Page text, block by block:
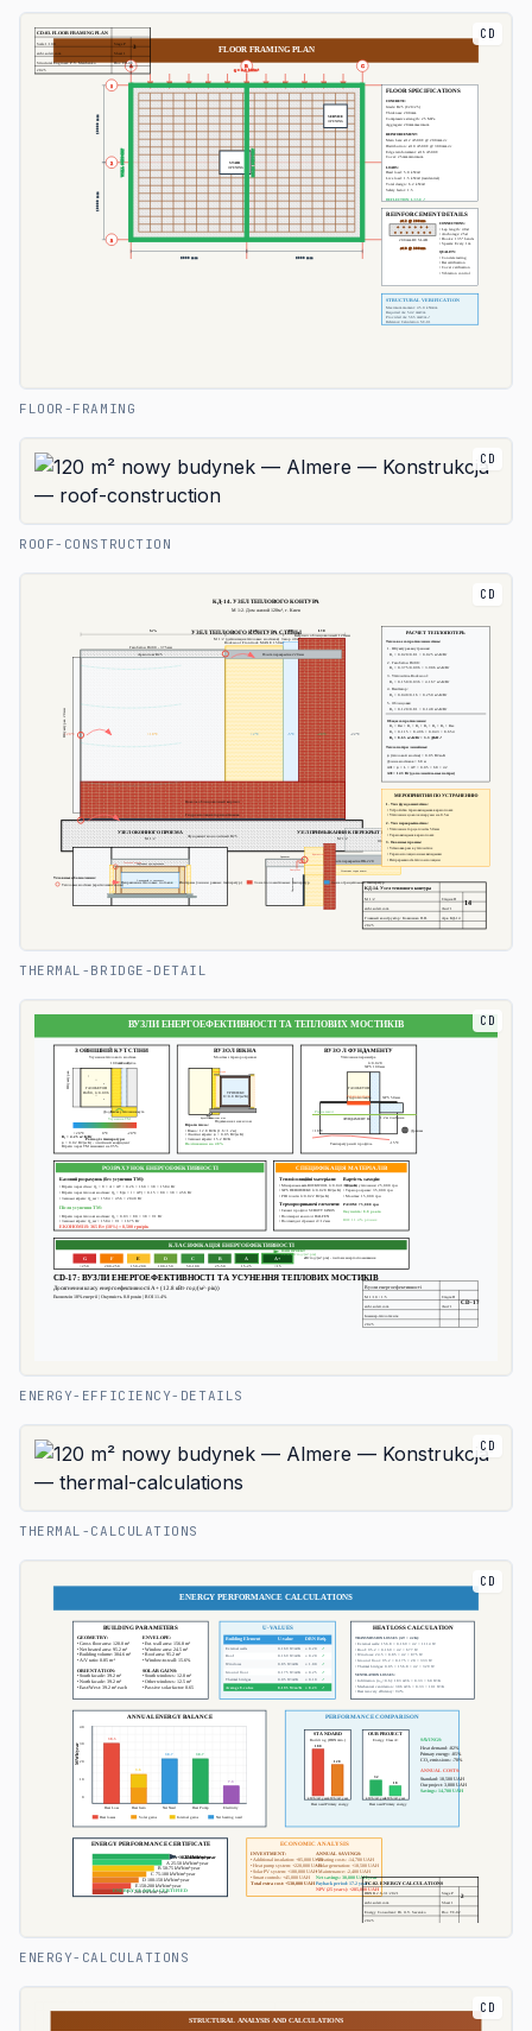
CD
FLOOR-FRAMING
CD
ROOF-CONSTRUCTION
CD
THERMAL-BRIDGE-DETAIL
CD
ENERGY-EFFICIENCY-DETAILS
CD
THERMAL-CALCULATIONS
CD
ENERGY-CALCULATIONS
CD